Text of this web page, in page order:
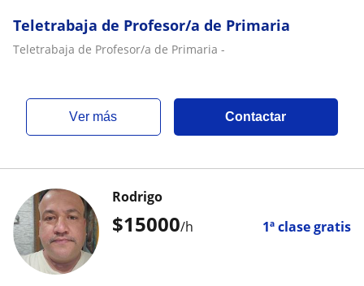
Teletrabaja de Profesor/a de Primaria
Teletrabaja de Profesor/a de Primaria -
ver más Contactar
$15000/h 1ª clase gratis
Rodrigo